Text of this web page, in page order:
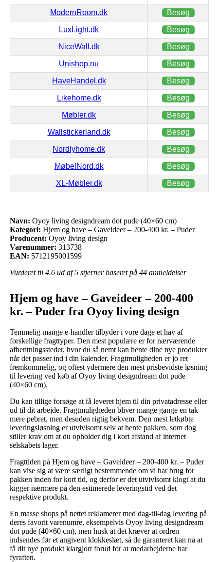
ModernRoom.dk Besøg
LuxLight.dk Besøg
NiceWall.dk Besøg
Unishop.nu Besøg
HaveHandel.dk Besøg
Likehome.dk Besøg
Møbler.dk Besøg
Wallstickerland.dk Besøg
Nordlyhome.dk Besøg
MøbelNord.dk Besøg
XL-Møbler.dk Besøg
Navn: Oyoy living designdream dot pude (40×60 cm)
Kategori: Hjem og have – Gaveideer – 200-400 kr. – Puder
Producent: Oyoy living design
Varenummer: 313738
EAN: 5712195001599
Vurderet til 4.6 ud af 5 stjerner baseret på 44 anmeldelser
Hjem og have – Gaveideer – 200-400
kr. – Puder fra Oyoy living design
Temmelig mange e-handler tilbyder i vore dage et hav af
forskellige fragttyper. Den mest populære er for nærværende
afhentningssteder, hvor du så nemt kan hente dine nye produkter
når det passer ind i din kalender. Fragtmuligheden er jo ret
fremkommelig, og oftest ydermere den mest prisbevidste løsning
til levering ved køb af Oyoy living designdream dot pude
(40×60 cm).
Du kan tillige forsøge at få leveret hjem til din privatadresse eller
ud til dit arbejde. Fragtmuligheden bliver mange gange en tak
mere pebret, men desuden rigtig bekvem. Den mest letkøbte
leveringsløsning er utvivlsomt selv at hente pakken, som dog
stiller krav om at du opholder dig i kort afstand af internet
selskabets lager.
Fragttiden på Hjem og have – Gaveideer – 200-400 kr. – Puder
kan vise sig at være særligt bestemmende om vi har brug for
pakken inden for kort tid, og derfor er det utvivlsomt klogt at du
kigger nærmere på den estimerede leveringstid ved det
respektive produkt.
En masse shops på nettet reklamerer med dag-til-dag levering på
deres favorit varenumre, eksempelvis Oyoy living designdream
dot pude (40×60 cm), men husk at det kræver at ordren
indsendes før et angivent klokkeslæt, så de garanteret kan nå at
få dit nye produkt klargjort forud for at medarbejderne har
fyraften.